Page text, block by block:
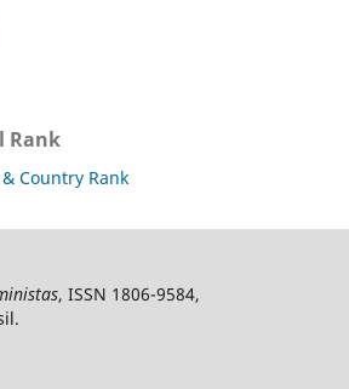
Rank
, ISSN 1806-9584,